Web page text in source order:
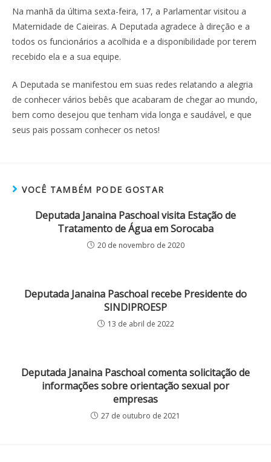
Na manhã da última sexta-feira, 17, a Parlamentar visitou a
Maternidade de Caieiras. A Deputada agradece à direção e a
todos os funcionários a acolhida e a disponibilidade por terem
recebido ela e a sua equipe.
A Deputada se manifestou em suas redes relatando a alegria
de conhecer vários bebês que acabaram de chegar ao mundo,
bem como desejou que tenham vida longa e saudável, e que
seus pais possam conhecer os netos!
VOCÊ TAMBÉM PODE GOSTAR
Deputada Janaina Paschoal visita Estação de
Tratamento de Água em Sorocaba
20 de novembro de 2020
Deputada Janaina Paschoal recebe Presidente do
SINDIPROESP
13 de abril de 2022
Deputada Janaina Paschoal comenta solicitação de
informações sobre orientação sexual por
empresas
27 de outubro de 2021